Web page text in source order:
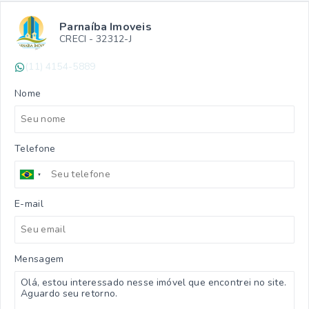
Parnaíba Imoveis
CRECI - 32312-J
(11) 4154-5889
Nome
Telefone
E-mail
Mensagem